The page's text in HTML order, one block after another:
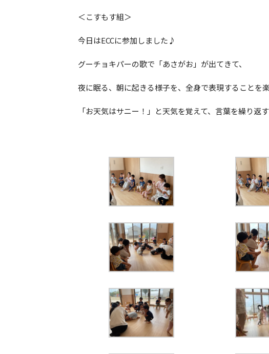
＜こすもす組＞
今日はECCに参加しました♪
グーチョキパーの歌で「あさがお」が出てきて、
夜に眠る、朝に起きる様子を、全身で表現することを
「お天気はサニー！」と天気を覚えて、言葉を繰り返